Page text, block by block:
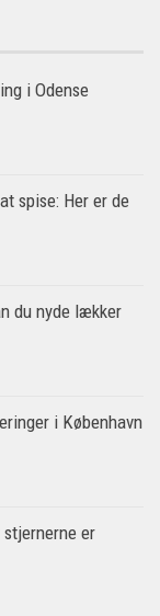
i Odense
spise: Her er de
du nyde lækker
i København
er